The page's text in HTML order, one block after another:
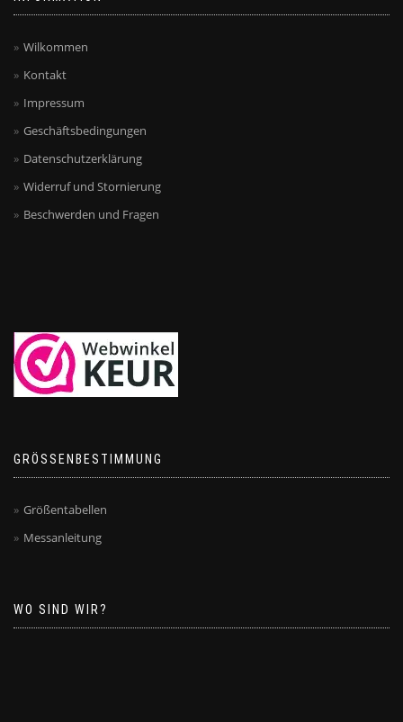
Wilkommen
Kontakt
Impressum
Geschäftsbedingungen
Datenschutzerklärung
Widerruf und Stornierung
Beschwerden und Fragen
GRÖSSENBESTIMMUNG
Größentabellen
Messanleitung
WO SIND WIR?